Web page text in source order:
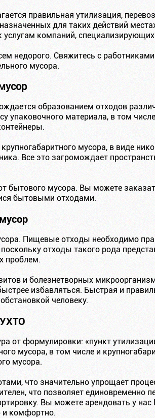
правильная утилизация,
для таких действий
услугам компаний,
недорого. Свяжитесь с
мусора.
образованием отходов
упаковочного материала, в том
мусора, в виде
Все это загромождает
бытового мусора. Вы можете
бытовыми отходами.
Пищевые отходы необходимо
отходы такого рода
проблем.
и болезнетворных
избавляться. Быстрая и
человеку.
от формулировки: «пункт
мусора, в том числе и
мусора.
что значительно упрощает
что позволяет единовременно
Вы можете арендовать у
и комфортно.